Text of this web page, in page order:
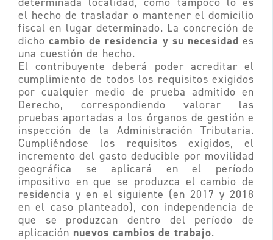
el hecho de trasladar o mantener el domicilio
fiscal en lugar determinado. La concreción de
dichocambio de residencia y su necesidad es
una cuestión de hecho.
El contribuyente deberá poder acreditar el
cumplimiento de todos los requisitos exigidos
por cualquier medio de prueba admitido en
Derecho, correspondiendo valorar las
pruebas aportadas a los órganos de gestión e
inspección de la Administración Tributaria.
Cumpliéndose los requisitos exigidos, el
incremento del gasto deducible por movilidad
geográfica se aplicará en el período
impositivo en que se produzca el cambio de
residencia y en el siguiente (en 2017 y 2018
en el caso planteado), con independencia de
que se produzcan dentro del período de
aplicación nuevos cambios de trabajo.